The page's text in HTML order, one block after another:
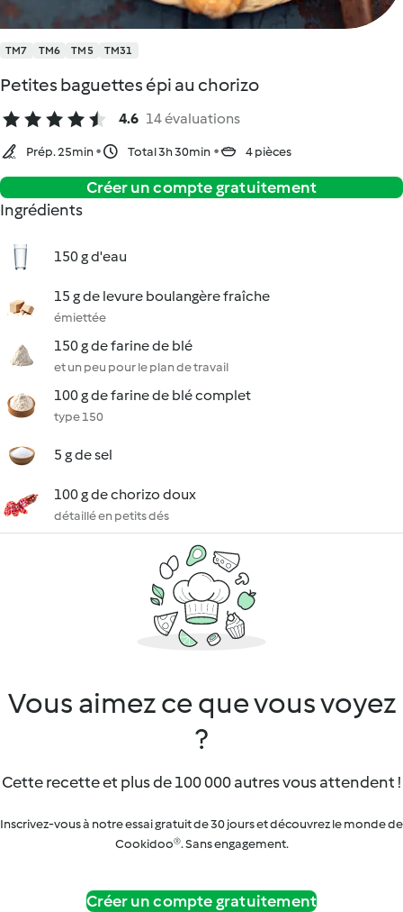
TM7 TM6 TM5 TM31
Petites baguettes épi au chorizo
4.6 14 évaluations
Prép. 25min Total 3h 30min 4 pièces
Créer un compte gratuitement
Ingrédients
150 g d'eau
15 g de levure boulangère fraîche
émiettée
150 g de farine de blé
et un peu pour le plan de travail
100 g de farine de blé complet
type 150
5 g de sel
100 g de chorizo doux
détaillé en petits dés
Vous aimez ce que vous voyez
?
Cette recette et plus de 100 000 autres vous attendent !
Inscrivez-vous à notre essai gratuit de 30 jours et découvrez le monde de
Cookidoo®. Sans engagement.
Créer un compte gratuitement